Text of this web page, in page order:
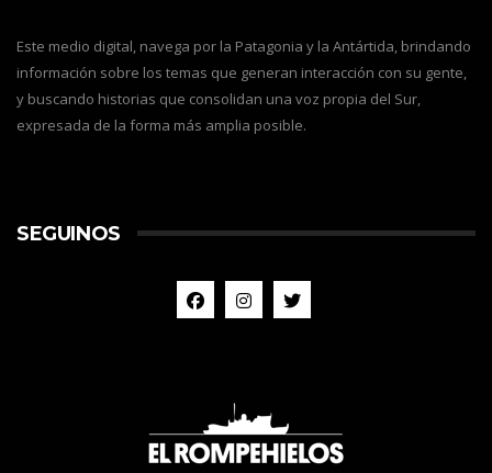
Este medio digital, navega por la Patagonia y la Antártida, brindando
información sobre los temas que generan interacción con su gente,
y buscando historias que consolidan una voz propia del Sur,
expresada de la forma más amplia posible.
SEGUINOS